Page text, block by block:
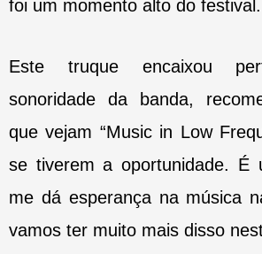
foi um momento alto do festival.
Este truque encaixou
sonoridade da banda,
que vejam “Music in Low
se tiverem a oportunidade. É
me dá esperança na música
vamos ter muito mais disso